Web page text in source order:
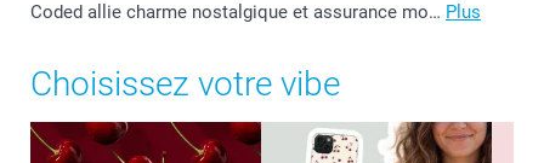
Coded allie charme nostalgique et assurance mo… Plus
Choisissez votre vibe